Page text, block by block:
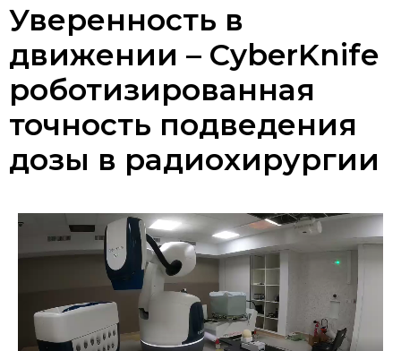
Уверенность в
движении – CyberKnife
роботизированная
точность подведения
дозы в радиохирургии